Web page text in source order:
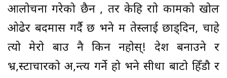
आलोचना गरेको छैन , तर केहि राम्रो कामको खोल
ओढेर बदमास गर्दै छ भने म तेस्लाई छाड्दिन, चाहे
त्यो मेरो बाउ नै किन नहोस्! देश बनाउने र
भ्र,स्टाचारको अ,न्त्य गर्ने हो भने सीधा बाटो हिँडौ र